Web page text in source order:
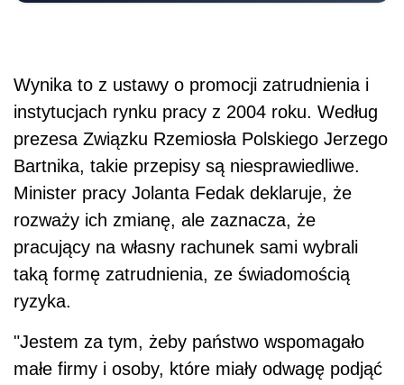
Wynika to z ustawy o promocji zatrudnienia i
instytucjach rynku pracy z 2004 roku. Według
prezesa Związku Rzemiosła Polskiego Jerzego
Bartnika, takie przepisy są niesprawiedliwe.
Minister pracy Jolanta Fedak deklaruje, że
rozważy ich zmianę, ale zaznacza, że
pracujący na własny rachunek sami wybrali
taką formę zatrudnienia, ze świadomością
ryzyka.
"Jestem za tym, żeby państwo wspomagało
małe firmy i osoby, które miały odwagę podjąć